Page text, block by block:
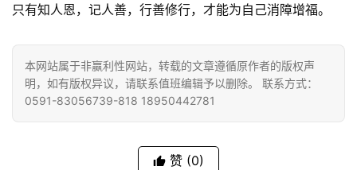
术
策
法
规
只有知人恩，记人善，行善修行，才能为自己消障增福。
本网站属于非赢利性网站，转载的文章遵循原作者的版权声
明，如有版权异议，请联系值班编辑予以删除。 联系方式：
0591-83056739-818 18950442781
赞 (0)